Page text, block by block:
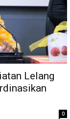
Lelang
0